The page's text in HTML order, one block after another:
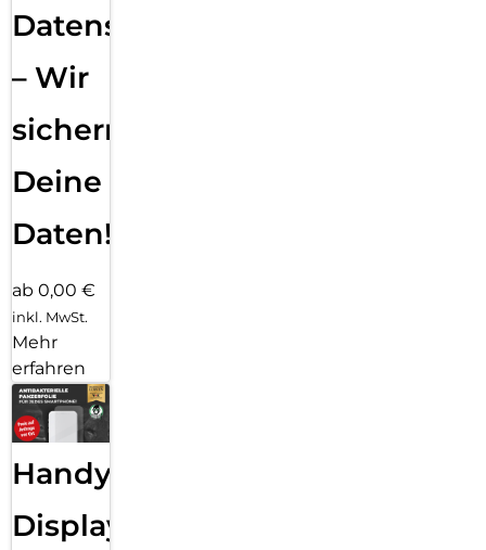
Datensicherung
– Wir
sichern
Deine
Daten!
ab 0,00 €
inkl. MwSt.
Mehr
erfahren
Handy
Displayfolie